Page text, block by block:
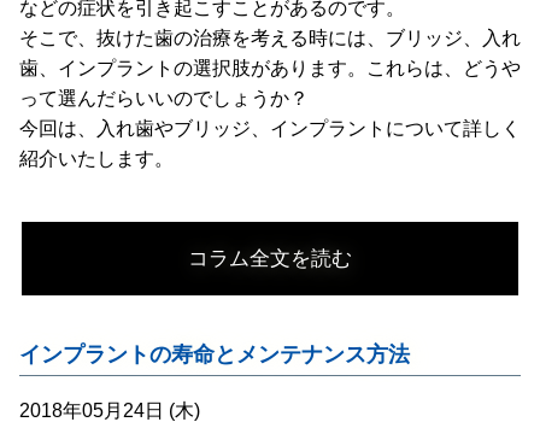
などの症状を引き起こすことがあるのです。
そこで、抜けた歯の治療を考える時には、ブリッジ、入れ
歯、インプラントの選択肢があります。これらは、どうや
って選んだらいいのでしょうか？
今回は、入れ歯やブリッジ、インプラントについて詳しく
紹介いたします。
コラム全文を読む
インプラントの寿命とメンテナンス方法
2018年05月24日 (木)